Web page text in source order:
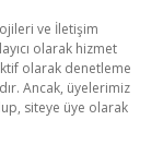
ve İletişim
olarak hizmet
olarak denetleme
Ancak, üyelerimiz
siteye üye olarak